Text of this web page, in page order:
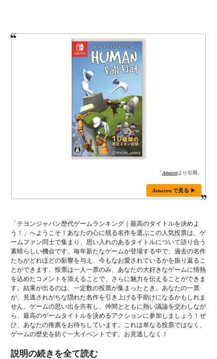
「Amazonより引用」
Amazon で見る ▶
「テヨンジャパン歴代ゲームランキング｜最高のタイトルを決めよ
う！」へようこそ！あなたの心に残る名作を選ぶこの人気投票は、ゲ
ームファン同士で集まり、思い入れのあるタイトルについて語り合う
素晴らしい機会です。毎年新たなゲームが登場する中で、過去の名作
たちがどれほどの影響を与え、今もなお愛されているかを振り返るこ
とができます。投票は一人一票のみ、あなたの大好きなゲームに情熱
を込めたコメントを添えることで、さらに魅力を伝えることができま
す。結果が出るのは、一定数の投票が集まったとき。あなたの一票
が、見逃されがちな隠れた名作を引き上げる手助けになるかもしれま
せん。ゲームの思い出を共有し、仲間とともに熱い議論を交わしなが
ら、最高のゲームタイトルを決めるアクションに参加しましょう！ぜ
ひ、あなたの推薦をお待ちしています。これは単なる投票ではなく、
ゲームの歴史を紡ぐ一大イベントです。お見逃しなく！
説明の続きを全て読む